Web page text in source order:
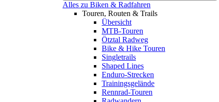
Alles zu Biken & Radfahren
Touren, Routen & Trails
Übersicht
MTB-Touren
Ötztal Radweg
Bike & Hike Touren
Singletrails
Shaped Lines
Enduro-Strecken
Trainingsgelände
Rennrad-Touren